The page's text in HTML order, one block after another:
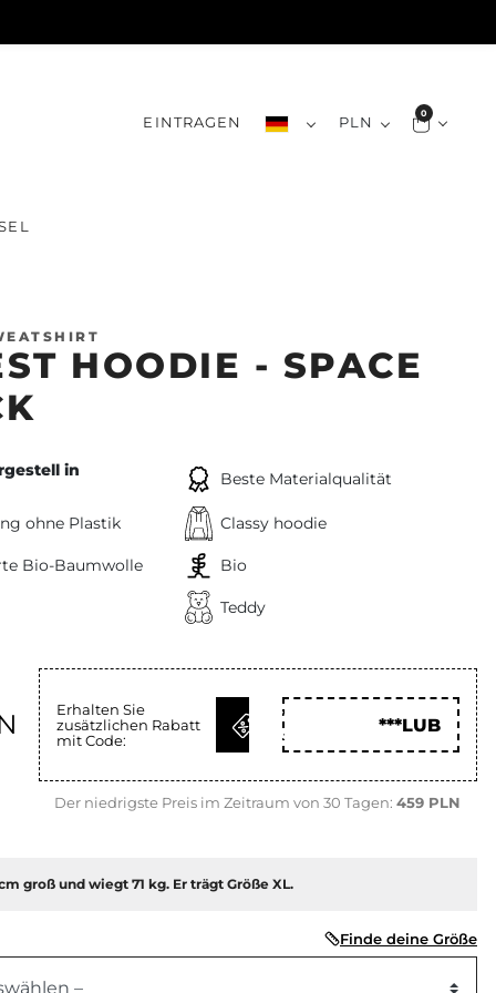
EINTRAGEN PLN 0
HOODIE - SPACE
in
Beste Materialqualität
ohne Plastik Classy hoodie
Bio-Baumwolle Bio
Teddy
Erhalten Sie
zusätzlichen Rabatt
mit Code:
CODE
HOLEN
***LUB
Der niedrigste Preis im Zeitraum von 30 Tagen:459 PLN
groß und wiegt 71 kg. Er trägt Größe XL.
Finde deine Größe
–